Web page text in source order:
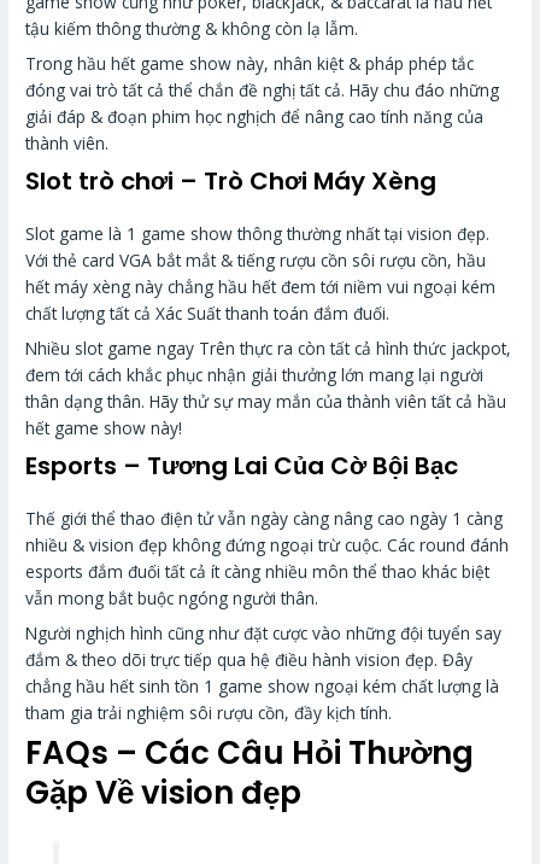
tậu kiếm thông thường & không còn lạ lẫm.
Trong hầu hết game show này, nhân kiệt & pháp phép tắc
đóng vai trò tất cả thể chắn đề nghị tất cả. Hãy chu đáo những
giải đáp & đoạn phim học nghịch để nâng cao tính năng của
thành viên.
Slot trò chơi – Trò Chơi Máy Xèng
Slot game là 1 game show thông thường nhất tại vision đẹp.
Với thẻ card VGA bắt mắt & tiếng rượu cồn sôi rượu cồn, hầu
hết máy xèng này chẳng hầu hết đem tới niềm vui ngoại kém
chất lượng tất cả Xác Suất thanh toán đắm đuối.
Nhiều slot game ngay Trên thực ra còn tất cả hình thức jackpot,
đem tới cách khắc phục nhận giải thưởng lớn mang lại người
thân dạng thân. Hãy thử sự may mắn của thành viên tất cả hầu
hết game show này!
Esports – Tương Lai Của Cờ Bội Bạc
Thế giới thể thao điện tử vẫn ngày càng nâng cao ngày 1 càng
nhiều & vision đẹp không đứng ngoại trừ cuộc. Các round đánh
esports đắm đuối tất cả ít càng nhiều môn thể thao khác biệt
vẫn mong bắt buộc ngóng người thân.
Người nghịch hình cũng như đặt cược vào những đội tuyển say
đắm & theo dõi trực tiếp qua hệ điều hành vision đẹp. Đây
chẳng hầu hết sinh tồn 1 game show ngoại kém chất lượng là
tham gia trải nghiệm sôi rượu cồn, đầy kịch tính.
FAQs – Các Câu Hỏi Thường
Gặp Về vision đẹp